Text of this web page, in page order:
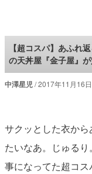
ロケットニュース24
【超コスパ】あふれ
の天丼屋『金子屋』
中澤星児 2017年11月16日
サクッとした衣か
たいなあ。じゅる
事になってた超コ